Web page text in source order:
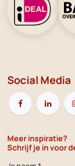
Social Media
Meer inspiratie?
Schrijf je in voor